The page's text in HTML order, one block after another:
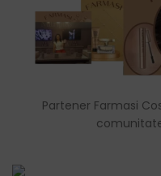
Partener Farmasi